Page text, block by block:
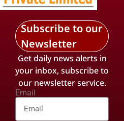
Subscribe to our
Newsletter
Get daily news alerts in
your inbox, subscribe to
our newsletter service.
Email